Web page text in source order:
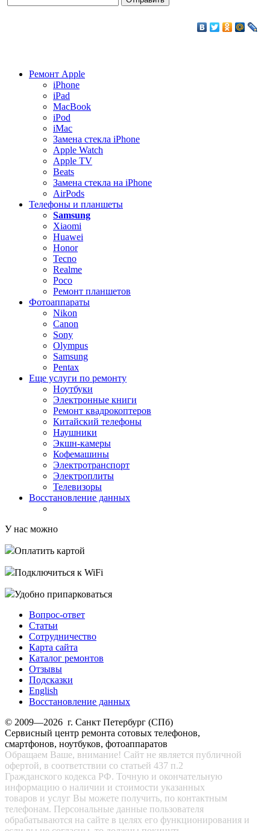
Ремонт Apple
iPhone
iPad
MacBook
iPod
iMac
Замена стекла iPhone
Apple Watch
Apple TV
Beats
Замена стекла на iPhone
AirPods
Телефоны и планшеты
Samsung
Xiaomi
Huawei
Honor
Tecno
Realme
Poco
Ремонт планшетов
Фотоаппараты
Nikon
Canon
Sony
Olympus
Samsung
Pentax
Еще услуги по ремонту
Ноутбуки
Электронные книги
Ремонт квадрокоптеров
Китайский телефоны
Наушники
Экшн-камеры
Кофемашины
Электротранспорт
Электроплиты
Телевизоры
Восстановление данных
У нас можно
Оплатить картой
Подключиться к WiFi
Удобно припарковаться
Вопрос-ответ
Статьи
Сотрудничество
Карта сайта
Каталог ремонтов
Отзывы
Подсказки
English
Восстановление данных
© 2009—2026 г. Санкт Петербург (СПб)
Сервисный центр ремонта сотовых телефонов,
смартфонов, ноутбуков, фотоаппаратов
Обращаем Ваше, внимание! Сайт не является публичной
офертой, в соответствии со статьей 437 п.2
Гражданского кодекса РФ. Точную и окончательную
информацию о наличии и стоимости указанных
товаров и услуг Вы можете получить, по контактным
телефонам. Персональные данные пользователя
обрабатываются на сайте в целях его функционирования и